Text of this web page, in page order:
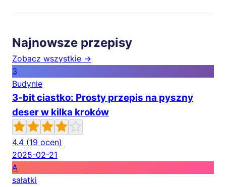
Najnowsze przepisy
Zobacz wszystkie →
3
Budynie
3-bit ciastko: Prosty przepis na pyszny
deser w kilka kroków
4.4 (19 ocen)
2025-02-21
A
sałatki